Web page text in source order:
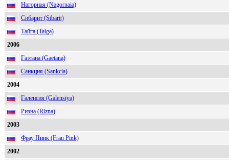
Нагорная (Nagornaia)
Сибарит (Sibarit)
Тайга (Taiga)
2006
Гаэтана (Gaetana)
Санкция (Sankcia)
2004
Галенсия (Galensiya)
Ризна (Rizna)
2003
Фрау Пинк (Frau Pink)
2002